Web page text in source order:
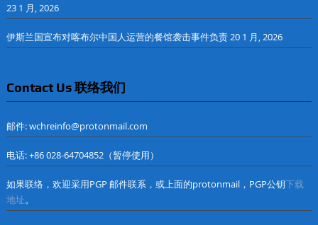
23 1 月, 2026
伊斯兰国宣布对喀布尔中国人运营的餐馆袭击事件负责20 1 月, 2026
Contact Us 联络我们
邮件: wchreinfo@protonmail.com
电话: +86 028-64704852（暂停使用）
如果联络，欢迎采用PGP 邮件联系，或上面的protonmail，PGP公钥下载
地址。